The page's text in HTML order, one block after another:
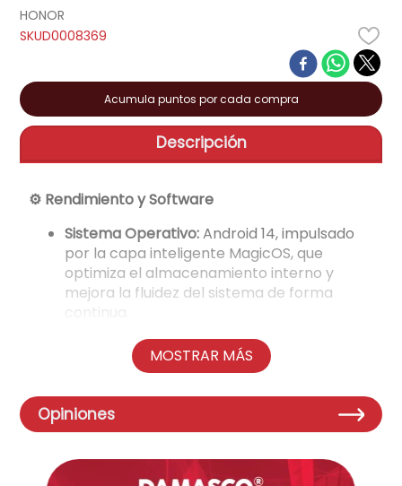
HONOR
D0008369
Acumula puntos por cada compra
Descripción
⚙️ Rendimiento y Software
Sistema Operativo:Android 14, impulsado
por la capa inteligente MagicOS, que
optimiza el almacenamiento interno y
mejora la fluidez del sistema de forma
continua.
rendimiento avanzado, diseñado para una
multitarea robusta y un desempeño ágil en
aplicaciones de productividad.
CPU:Octa-core (núcleos de alto
rendimiento para procesamiento y núcleos
Gráficos avanzados ideales para
MOSTRAR MÁS
Opiniones
5.
7. licuadora
8. neveras
aire-acondicionado